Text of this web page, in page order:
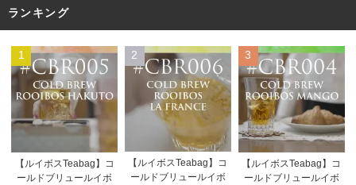
ランキング
1
【ルイボスTeabag】コ
ールドブリュールイボ
2
【ルイボスTeabag】コ
ールドブリュールイボ
3
【ルイボスTeabag】コ
ールドブリュールイボ